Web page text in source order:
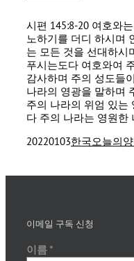
시편 145:8-20 여호와
노하기를 더디 하시며
는 모든 것을 선대하시
푸시는도다 여호와여
감사하며 주의 성도들
나라의 영광을 말하며
주의 나라의 위엄 있는
다 주의 나라는 영원한
20220103한국오늘의
이메일 구독 신청
이름 *